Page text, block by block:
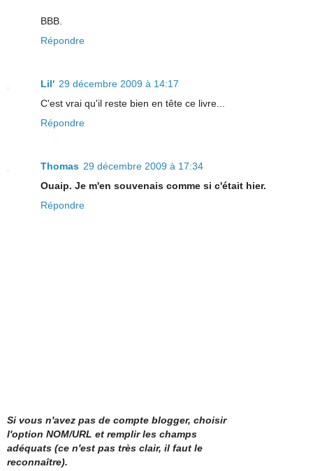
BBB.
Répondre
Lil' 29 décembre 2009 à 14:17
C'est vrai qu'il reste bien en tête ce livre...
Répondre
Thomas 29 décembre 2009 à 17:34
Ouaip. Je m'en souvenais comme si c'était hier.
Répondre
Si vous n'avez pas de compte blogger, choisir
l'option NOM/URL et remplir les champs
adéquats (ce n'est pas très clair, il faut le
reconnaître).